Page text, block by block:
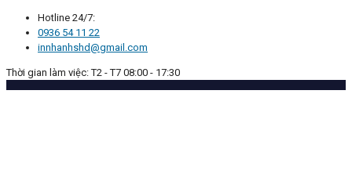
Hotline 24/7:
0936 54 11 22
innhanhshd@gmail.com
Thời gian làm việc: T2 - T7 08:00 - 17:30